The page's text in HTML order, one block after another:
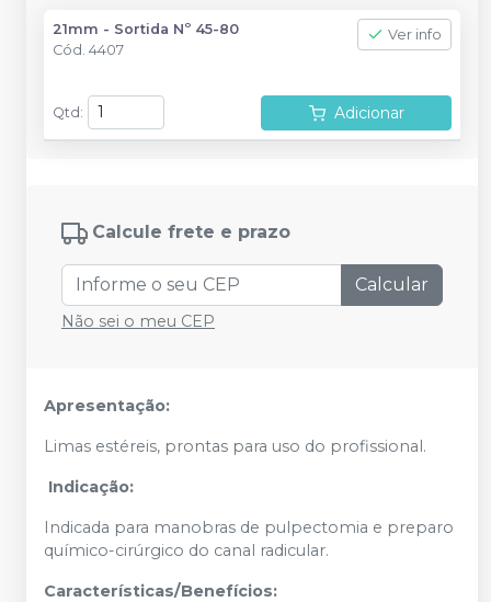
21mm - Sortida Nº 45-80
Cód. 4407
Ver info
Qtd : Adicionar
Calcule frete e prazo
Calcular
Não sei o meu CEP
Apresentação:
Limas estéreis, prontas para uso do profissional.
Indicação:
Indicada para manobras de pulpectomia e preparo
químico-cirúrgico do canal radicular.
Características/Benefícios: